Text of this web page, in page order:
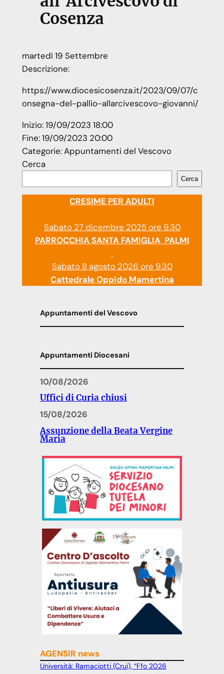
Cosenza
martedì19 Settembre
Descrizione:
https://www.diocesicosenza.it/2023/09/07/c
onsegna-del-pallio-allarcivescovo-giovanni/
Inizio:19/09/2023 18:00
Fine:19/09/2023 20:00
Categorie:Appuntamenti del Vescovo
Cerca
Cerca
CRESIME PER ADULTI
Sabato 27 dicembre 2025 ore 9.30
PARROCCHIA SANTA FAMIGLIA PALMI
Sabato 8 agosto 2026 ore 9.30
Cattedrale Oppido Mamertina
Appuntamenti del Vescovo
Appuntamenti Diocesani
10/08/2026
Uffici di Curia chiusi
15/08/2026
Assunzione della Beata Vergine
Maria
AGENSIR news
Università: Ramaciotti (Crui), “Ffo 2026